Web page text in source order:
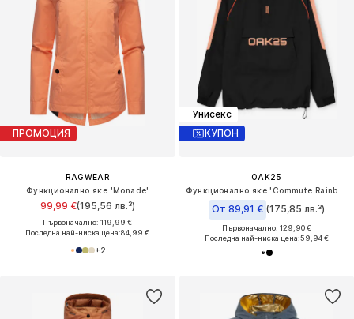
ПРОМОЦИЯ
RAGWEAR
Функционално яке 'Monade'
99,99 €(195,56 лв.³)
Първоначално: 119,99 €
Последна най-ниска цена:84,99 €
+2
Унисекс
КУПОН
OAK25
От 89,91 € (175,85 лв.³)
Първоначално: 129,90 €
Последна най-ниска цена:59,94 €